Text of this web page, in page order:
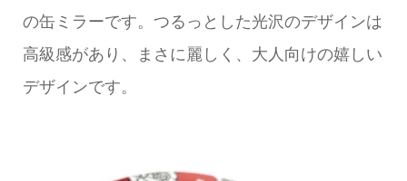
の缶ミラーです。つるっとした光沢のデザインは
高級感があり、まさに麗しく、大人向けの嬉しい
デザインです。